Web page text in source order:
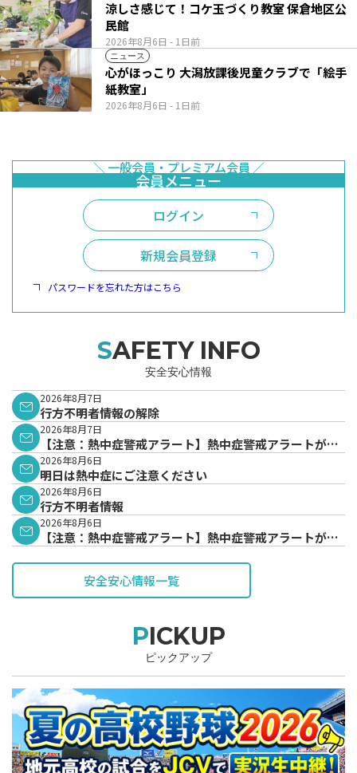
2026年8月6日 - 1日前
涼しさ感じて！コケ玉づくり教室 保倉地区公
民館
ニュース
2026年8月6日 - 1日前
心がほっこり 大潟放課後児童クラブで「絵手
紙教室」
ログイン
新規会員登録
パスワードを忘れた方はこちら
SAFETY INFO
安全安心情報
2026年8月7日
行方不明者情報の解除
2026年8月7日
【注意：熱中症警戒アラート】熱中症警戒アラートが発
表されています。
2026年8月6日
明日は熱中症にご注意ください
2026年8月6日
行方不明者情報
2026年8月6日
【注意：熱中症警戒アラート】熱中症警戒アラートが発
安全安心情報一覧
PICKUP
ピックアップ